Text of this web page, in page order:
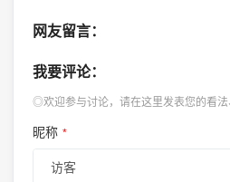
网友留言：
我要评论：
◎欢迎参与讨论，请在这里发表您的看法
昵称 *